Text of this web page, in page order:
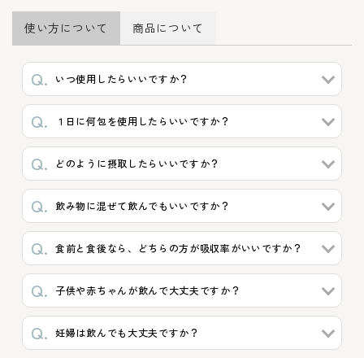
使い方について 商品について
いつ使用したらいいですか？
１日に何包を使用したらいいですか？
どのように摂取したらいいですか？
飲み物に混ぜて飲んでもいいですか？
食前と食後なら、どちらの方が吸収率がいいですか？
子供や赤ちゃんが飲んで大丈夫ですか？
妊婦は飲んでも大丈夫ですか？